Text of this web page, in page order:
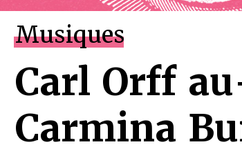
Musiques
Carl Orff
Carmina